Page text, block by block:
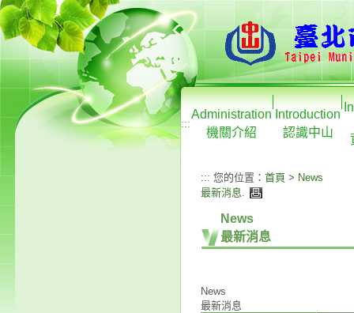
:::
Administration
機關介紹
Introduction
認識中山
::: 您的位置： 首頁 > News
最新消息.
News
最新消息
News
最新消息